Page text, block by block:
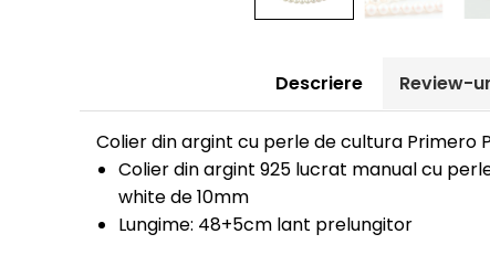
Descriere Review-
Colier din argint cu perle de cultura Primero
Colier din argint 925 lucrat manual cu
white de 10mm
Lungime: 48+5cm lant prelungitor